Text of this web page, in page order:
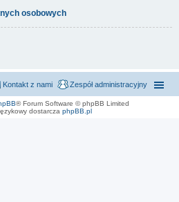
osobowych
Zespół administracyjny
Kontakt z nami
® Forum Software © phpBB Limited
dostarcza phpBB.pl